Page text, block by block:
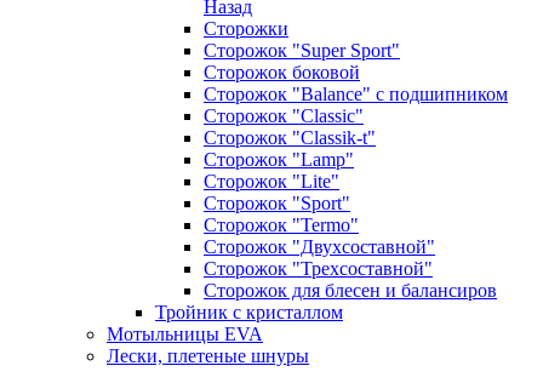
Назад
Сторожки
Сторожок "Super Sport"
Сторожок боковой
Сторожок "Balance" с подшипником
Сторожок "Classic"
Сторожок "Classik-t"
Сторожок "Lamp"
Сторожок "Lite"
Сторожок "Sport"
Сторожок "Termo"
Сторожок "Двухсоставной"
Сторожок "Трехсоставной"
Сторожок для блесен и балансиров
Тройник с кристаллом
Мотыльницы EVA
Лески, плетеные шнуры